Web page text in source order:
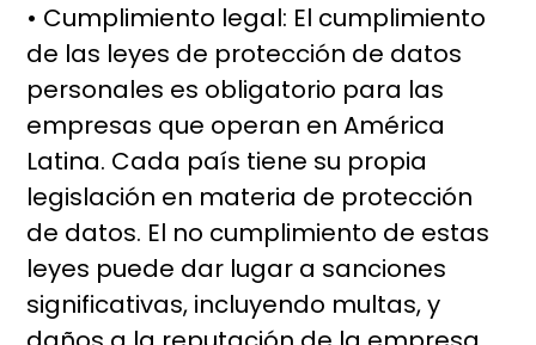
• Cumplimiento legal: El cumplimiento
de las leyes de protección de datos
personales es obligatorio para las
empresas que operan en América
Latina. Cada país tiene su propia
legislación en materia de protección
de datos. El no cumplimiento de estas
leyes puede dar lugar a sanciones
significativas, incluyendo multas, y